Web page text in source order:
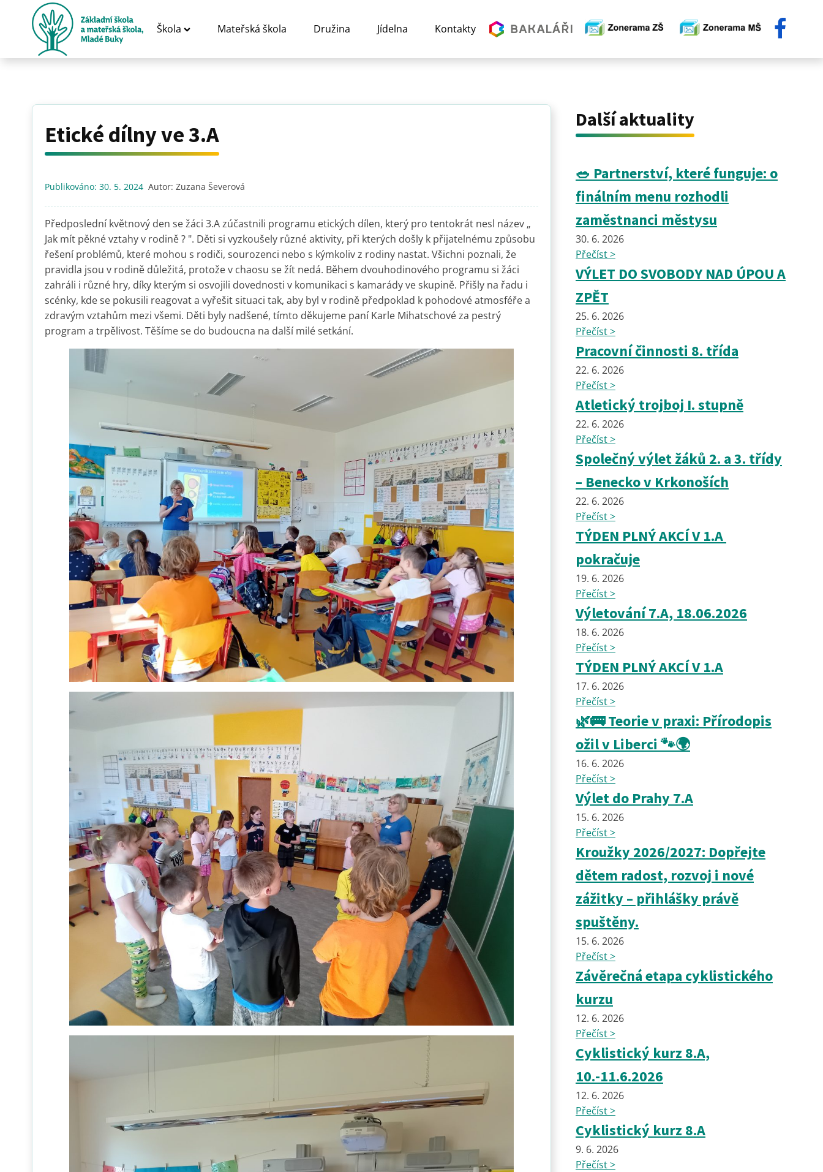
Škola Mateřská škola Družina Jídelna Kontakty
Etické dílny ve 3.A
Publikováno: 30. 5. 2024 Autor: Zuzana Ševerová
Předposlední květnový den se žáci 3.A zúčastnili programu etických dílen, který pro tentokrát nesl název „
Jak mít pěkné vztahy v rodině ? ". Děti si vyzkoušely různé aktivity, při kterých došly k přijatelnému způsobu
řešení problémů, které mohou s rodiči, sourozenci nebo s kýmkoliv z rodiny nastat. Všichni poznali, že
pravidla jsou v rodině důležitá, protože v chaosu se žít nedá. Během dvouhodinového programu si žáci
zahráli i různé hry, díky kterým si osvojili dovednosti v komunikaci s kamarády ve skupině. Přišly na řadu i
scénky, kde se pokusili reagovat a vyřešit situaci tak, aby byl v rodině předpoklad k pohodové atmosféře a
zdravým vztahům mezi všemi. Děti byly nadšené, tímto děkujeme paní Karle Mihatschové za pestrý
program a trpělivost. Těšíme se do budoucna na další milé setkání.
Další aktuality
🥗 Partnerství, které funguje: o
finálním menu rozhodli
zaměstnanci městysu
30. 6. 2026
Přečíst >
VÝLET DO SVOBODY NAD ÚPOU A
ZPĚT
25. 6. 2026
Přečíst >
Pracovní činnosti 8. třída
22. 6. 2026
Přečíst >
Atletický trojboj I. stupně
22. 6. 2026
Přečíst >
Společný výlet žáků 2. a 3. třídy
– Benecko v Krkonoších
22. 6. 2026
Přečíst >
TÝDEN PLNÝ AKCÍ V 1.A
pokračuje
19. 6. 2026
Přečíst >
Výletování 7.A, 18.06.2026
18. 6. 2026
Přečíst >
TÝDEN PLNÝ AKCÍ V 1.A
17. 6. 2026
Přečíst >
🌿🚌 Teorie v praxi: Přírodopis
ožil v Liberci 🐾🌍
16. 6. 2026
Přečíst >
Výlet do Prahy 7.A
15. 6. 2026
Přečíst >
Kroužky 2026/2027: Dopřejte
dětem radost, rozvoj i nové
zážitky – přihlášky právě
spuštěny.
15. 6. 2026
Přečíst >
Závěrečná etapa cyklistického
kurzu
12. 6. 2026
Přečíst >
Cyklistický kurz 8.A,
10.-11.6.2026
12. 6. 2026
Přečíst >
Cyklistický kurz 8.A
9. 6. 2026
Přečíst >